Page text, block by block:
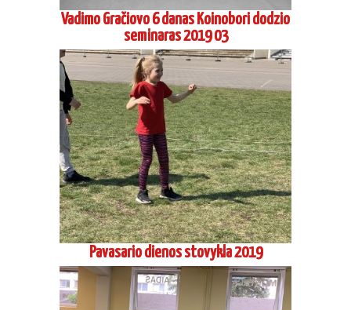
Vadimo Gračiovo 6 danas Koinobori dodzio
seminaras 2019 03
Pavasario dienos stovykla 2019